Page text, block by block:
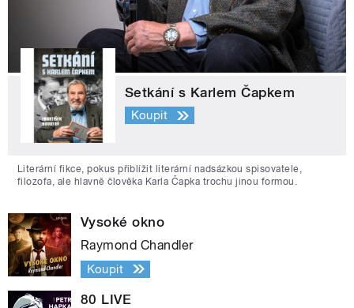
Setkání s Karlem Čapkem
Koupit
Literární fikce, pokus přiblížit literární nadsázkou spisovatele,
filozofa, ale hlavně člověka Karla Čapka trochu jinou formou.
Vysoké okno
Raymond Chandler
Koupit
80 LIVE